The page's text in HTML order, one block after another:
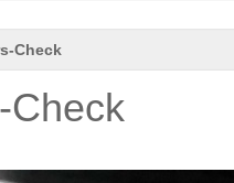
Check
Check